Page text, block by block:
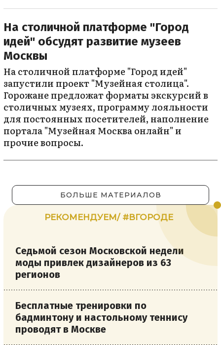
На столичной платформе "Город
идей" обсудят развитие музеев
Москвы
На столичной платформе "Город идей"
запустили проект "Музейная столица".
Горожане предложат форматы экскурсий в
столичных музеях, программу лояльности
для постоянных посетителей, наполнение
портала "Музейная Москва онлайн" и
прочие вопросы.
БОЛЬШЕ МАТЕРИАЛОВ
РЕКОМЕНДУЕМ/ #ВГОРОДЕ
Седьмой сезон Московской недели
моды привлек дизайнеров из 63
регионов
Бесплатные тренировки по
бадминтону и настольному теннису
проводят в Москве